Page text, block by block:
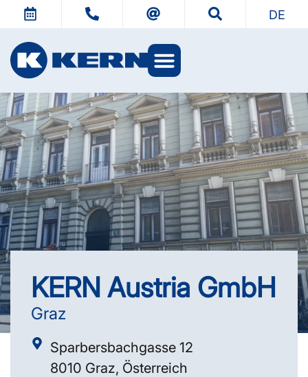
DE
KERN Austria GmbH
Graz
Sparbersbachgasse 12
8010 Graz, Österreich